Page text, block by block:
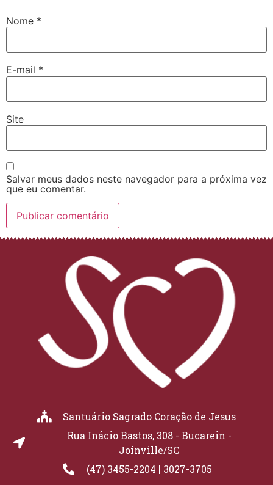
Nome *
E-mail *
Site
Salvar meus dados neste navegador para a próxima vez
que eu comentar.
Santuário Sagrado Coração de Jesus
Rua Inácio Bastos, 308 - Bucarein -
Joinville/SC
(47) 3455-2204 | 3027-3705